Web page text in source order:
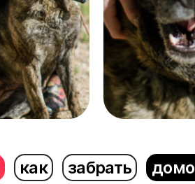
как забрать